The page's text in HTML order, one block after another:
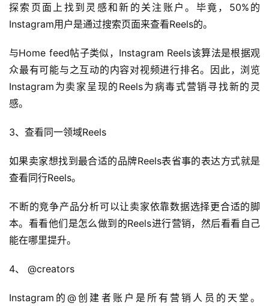
首
全
球
店
跨
探索页面上找到灵感和新的关注账户。毕竟，50%的
Instagram用户是通过搜索页面来查看Reels的。
与Home feed帖子类似，Instagram Reels该算法是根据观
众最有可能与之互动的内容对视频进行排名。因此，浏览
Instagram为卖家呈现的Reels为病毒式营销寻找新的灵
感。
3、查看同一领域Reels
如果卖家想找到最合适的品牌Reels表省事的表达方式就是
查看同行Reels。
不断的竞争产品分析可以让卖家依靠数据选择更合适的脚
本。看看他们是怎么做到的Reels进行营销，然后看看自己
能在哪里提升。
4、 @creators
Instagram的@创建者账户是所有营销人员的天堂。